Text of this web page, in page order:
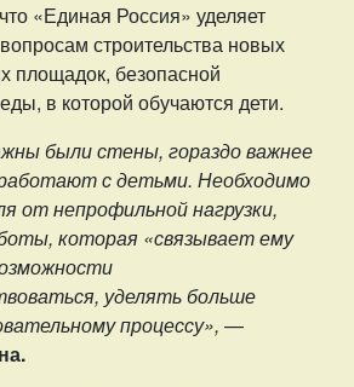
«Единая Россия» уделяет
строительства новых
площадок, безопасной
в которой обучаются дети.
были стены, гораздо важнее
с детьми. Необходимо
от непрофильной нагрузки,
которая «связывает ему
уделять больше
процессу», —